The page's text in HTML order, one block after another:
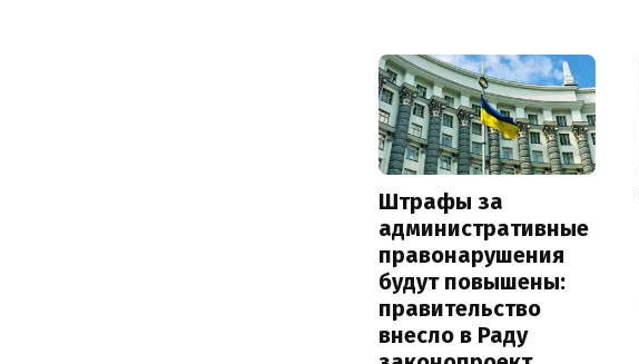
Штрафы за
административные
правонарушения
будут повышены:
правительство
внесло в Раду